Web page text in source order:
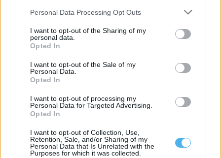
Personal Data Processing Opt Outs
I want to opt-out of the Sharing of my
personal data.
Opted In
I want to opt-out of the Sale of my
Personal Data.
Opted In
I want to opt-out of processing my
Personal Data for Targeted Advertising.
Opted In
I want to opt-out of Collection, Use,
Retention, Sale, and/or Sharing of my
Personal Data that Is Unrelated with the
Purposes for which it was collected.
IPDJ abre candidaturas a prémios para associações juvenis e
Estão abertas até 31 de agosto as candidaturas aos Prémios
«Boas Práticas do Associativismo...
4 Agosto, 2026 - 11:46